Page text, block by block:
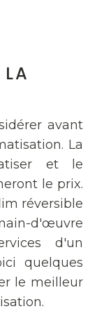
avant
La
et le
le prix.
réversible
d'œuvre
d'un
quelques
le meilleur